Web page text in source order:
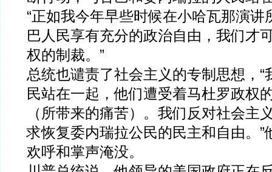
“正如我今年早些时候在小哈瓦那演讲
巴人民享有充分的政治自由，我们才
权的制裁。”
总统也谴责了社会主义的专制思想，“
民站在一起，他们遭受着马杜罗政权
（所带来的痛苦）。我们反对社会主
求恢复委内瑞拉公民的民主和自由。”
欢呼和掌声淹没。